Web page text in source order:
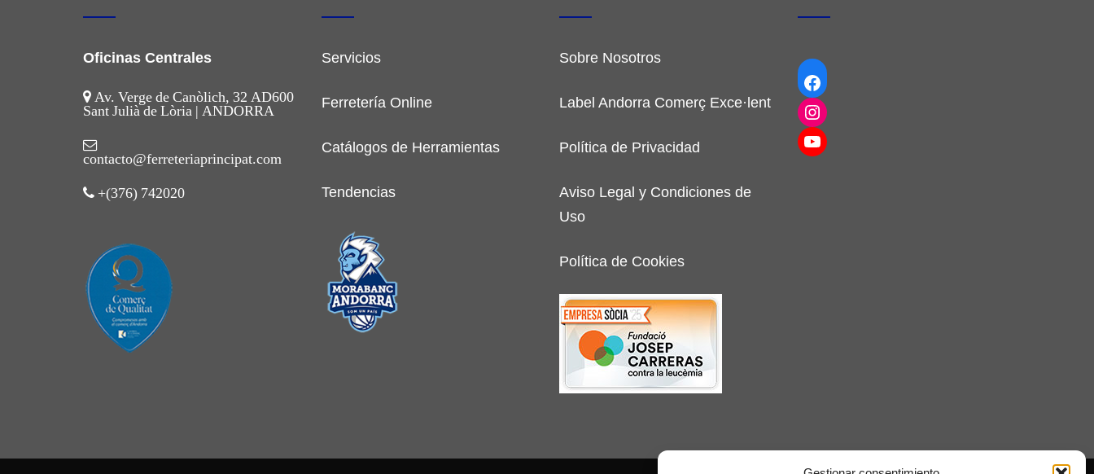
Oficinas Centrales
Av. Verge de Canòlich, 32 AD600
Sant Julià de Lòria | ANDORRA
contacto@ferreteriaprincipat.com
+(376) 742020
Servicios
Ferretería Online
Catálogos de Herramientas
Tendencias
Sobre Nosotros
Label Andorra Comerç Exce·lent
Política de Privacidad
Aviso Legal y Condiciones de
Uso
Política de Cookies
Facebook
Instagram
YouTube